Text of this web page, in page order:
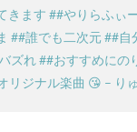
きます ##やりらふぃ
##誰でも二次元##自
ズれ##おすすめにの
リジナル楽曲 😘 – り